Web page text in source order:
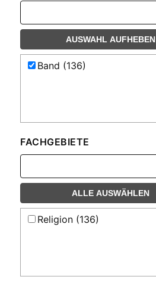
AUSWAHL AUFHEBEN
Band (136)
FACHGEBIETE
ALLE AUSWÄHLEN
Religion (136)